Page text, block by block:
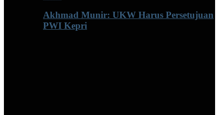
Akhmad Munir: UKW Harus Persetujuan
PWI Kepri